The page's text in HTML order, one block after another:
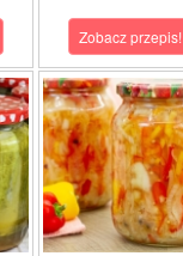
Zobacz przepis!